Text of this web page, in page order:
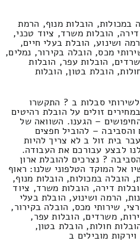
במכולות, הובלות מנוף, הרמת
הובלות משרד, ציוד טכני,
ושינוע, הובלת בעלי חיים,
מכס, הובלה בקירור, נמלים,
הובלות עפר, הובלות
הובלת בטון, הובלות
סבלות ב ? התקשרו
זולים על הובלת רהיטים
– הגענו. השוואה של
והסביבה – להוביל חפצים
בית זול ב לא צריך להיות
לבצע עבורכם את העבודה.
? נצרכים להובלת ארון
אל המוקד הטלפוני שלנו: ראוף
הובלה במכולות, הובלות מנוף,
דירה, הובלות משרד, ציוד
הרמה ושינוע, הובלת בעלי
שירותי מכס, הובלה בקירור,
משרדים, הובלות עפר,
חולות, הובלת בטון,
מובילים ב